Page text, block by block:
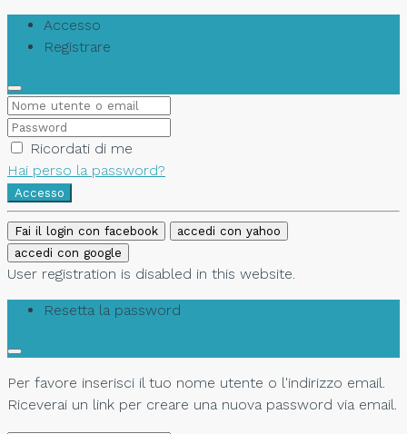
Accesso
Registrare
Ricordati di me
Hai perso la password?
Accesso
Fai il login con facebook
accedi con yahoo
accedi con google
User registration is disabled in this website.
Resetta la password
Per favore inserisci il tuo nome utente o l'indirizzo email.
Riceverai un link per creare una nuova password via email.